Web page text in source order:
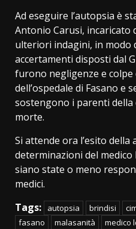
Ad eseguire l’autopsia è
Antonio Carusi, incaricato
ulteriori indagini, in modo
accertamenti disposti dal
furono negligenze e colpe
dell’ospedale di Fasano e
sostengono i parenti della
morte.
Si attende ora l’esito della
determinazioni del medico
siano state o meno
medici.
Tags:
autopsia brindisi
fasano
malasanità medico